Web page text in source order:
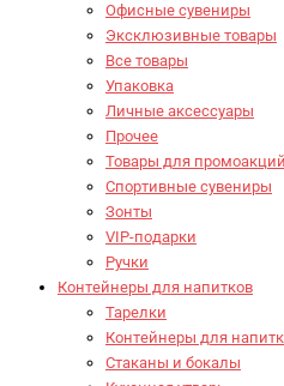
Офисные сувениры
Эксклюзивные товары
Все товары
Упаковка
Личные аксессуары
Прочее
Товары для промоакций
Спортивные сувениры
Зонты
VIP-подарки
Ручки
Контейнеры для напитков
Тарелки
Контейнеры для
Стаканы и бокалы